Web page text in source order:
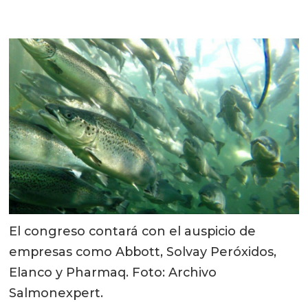
El congreso contará con el auspicio de
empresas como Abbott, Solvay Peróxidos,
Elanco y Pharmaq. Foto: Archivo
Salmonexpert.